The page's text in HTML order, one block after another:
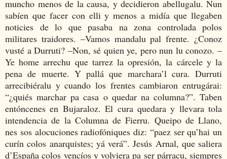
muncho menos de la causa, y decidieron abellugalu. Nun
sabíen que facer con elli y menos a midía que llegaben
noticies de lo que pasaba na zona controlada polos
militares traidores. –Vamos mandalu pal frente. ¿Conoz
vusté a Durruti? –Non, sé quien ye, pero nun lu conozo. –
Ye home arrechu que tarrez la opresión, la cárcele y la
pena de muerte. Y pallá que marchara’l cura. Durruti
arrecibiéralu y cuando los frentes cambiaron entrugárai:
“¿quiés marchar pa casa o quedar na columna?”. Taben
entóncenes en Bujaraloz. El cura quedara y llevara tola
intendencia de la Columna de Fierru. Queipo de Llano,
nes sos alocuciones radiofóniques diz: “paez ser qu’hai un
curín colos anarquistes; yá verá”. Jesús Arnal, que saliera
d’España colos vencíos y volviera pa ser párracu, siempres